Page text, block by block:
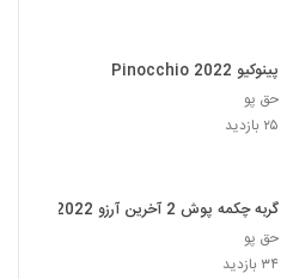
پینوکیو Pinocchio 2022
حق پو
۲۵ بازدید
گربه چکمه پوش 2 آخرین آرزو 2022
حق پو
۳۴ بازدید